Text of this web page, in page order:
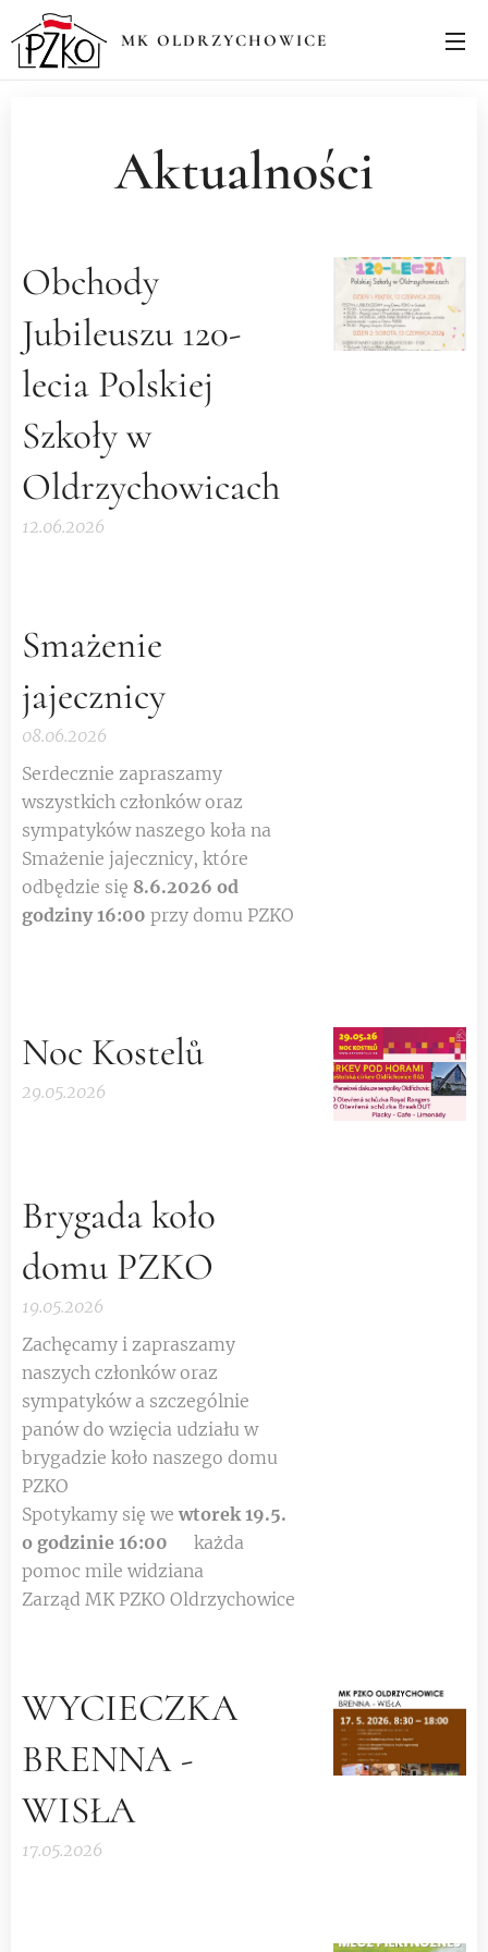
MK OLDRZYCHOWICE
Aktualności
Obchody
Jubileuszu 120-
lecia Polskiej
Szkoły w
Oldrzychowicach
12.06.2026
Smażenie
jajecznicy
08.06.2026
Serdecznie zapraszamy
wszystkich członków oraz
sympatyków naszego koła na
Smażenie jajecznicy, które
odbędzie się 8.6.2026 od
godziny 16:00 przy domu PZKO
Noc Kostelů
29.05.2026
Brygada koło
domu PZKO
19.05.2026
Zachęcamy i zapraszamy
naszych członków oraz
sympatyków a szczególnie
panów do wzięcia udziału w
brygadzie koło naszego domu
PZKO 💪😉
Spotykamy się wewtorek 19.5.
o godzinie 16:00 😉 każda
pomoc mile widziana 😉👍
Zarząd MK PZKO Oldrzychowice
WYCIECZKA
BRENNA -
WISŁA
17.05.2026